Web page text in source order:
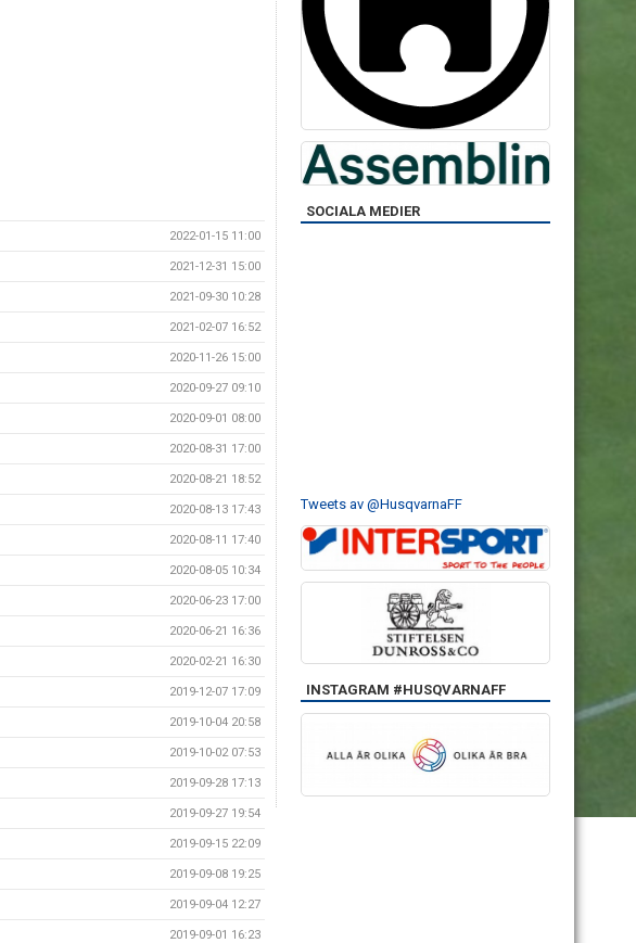
2022-01-15 11:00
2021-12-31 15:00
2021-09-30 10:28
2021-02-07 16:52
2020-11-26 15:00
2020-09-27 09:10
2020-09-01 08:00
2020-08-31 17:00
2020-08-21 18:52
2020-08-13 17:43
2020-08-11 17:40
2020-08-05 10:34
2020-06-23 17:00
2020-06-21 16:36
2020-02-21 16:30
2019-12-07 17:09
2019-10-04 20:58
2019-10-02 07:53
2019-09-28 17:13
2019-09-27 19:54
2019-09-15 22:09
2019-09-08 19:25
2019-09-04 12:27
2019-09-01 16:23
SOCIALA MEDIER
Tweets av @HusqvarnaFF
INSTAGRAM #HUSQVARNAFF